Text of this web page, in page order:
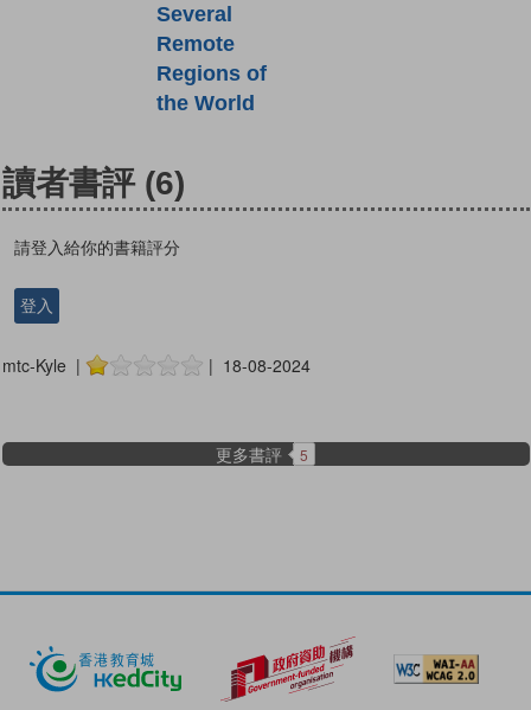
Several
Remote
Regions of
the World
讀者書評 (6)
請登入給你的書籍評分
登入
mtc-Kyle | | 18-08-2024
更多書評 5